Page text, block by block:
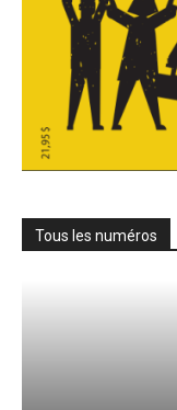
Tous les numéros